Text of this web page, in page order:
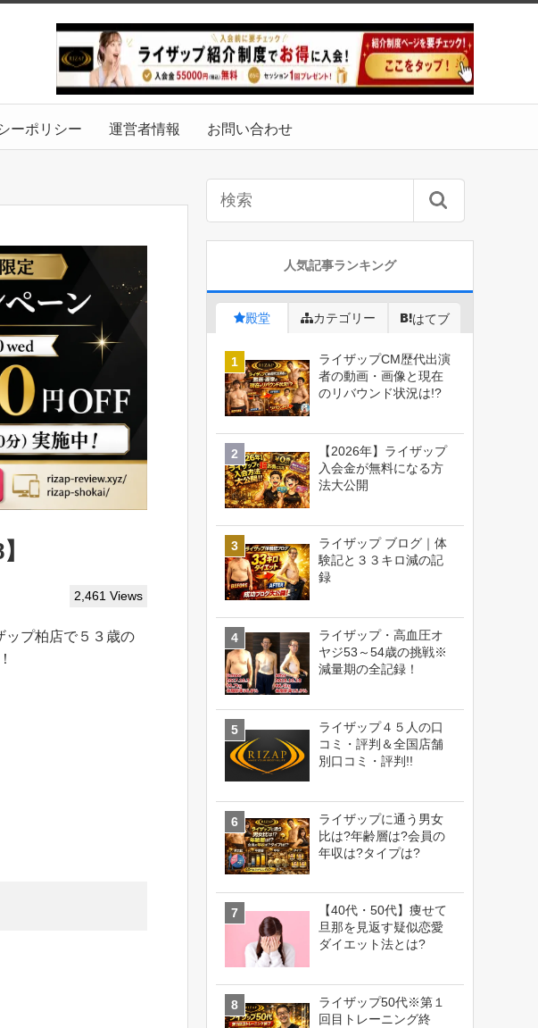
ーポリシー 運営者情報 お問い合わせ
2,461 Views
ップ柏店で５３歳の
人気記事ランキング
殿堂 カテゴリー はてブ
ライザップCM歴代出演
者の動画・画像と現在
のリバウンド状況は!?
【2026年】ライザップ
入会金が無料になる方
法大公開
ライザップ ブログ｜体
験記と３３キロ減の記
録
ライザップ・高血圧オ
ヤジ53～54歳の挑戦※
減量期の全記録！
ライザップ４５人の口
コミ・評判＆全国店舗
別口コミ・評判!!
ライザップに通う男女
比は?年齢層は?会員の
年収は?タイプは?
【40代・50代】痩せて
旦那を見返す疑似恋愛
ダイエット法とは?
ライザップ50代※第１
回目トレーニング終